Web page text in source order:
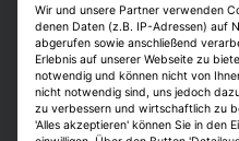
um hohe
„Teilweise fallen
weg.“ Die Zeiten, in
absolviert werden
auf wenige Wochen
Wir und unsere Partner verwenden
denen Daten (z.B. IP-Adressen) auf
abgerufen sowie anschließend
Erlebnis auf unserer Webseite zu
notwendig und können nicht von
nicht notwendig sind, uns jedoch
zu verbessern und wirtschaftlich zu
'Alles akzeptieren' können Sie in den